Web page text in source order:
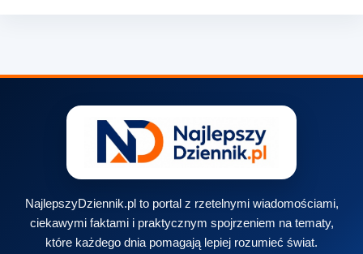
NajlepszyDziennik.pl to portal z rzetelnymi wiadomościami,
ciekawymi faktami i praktycznym spojrzeniem na tematy,
które każdego dnia pomagają lepiej rozumieć świat.